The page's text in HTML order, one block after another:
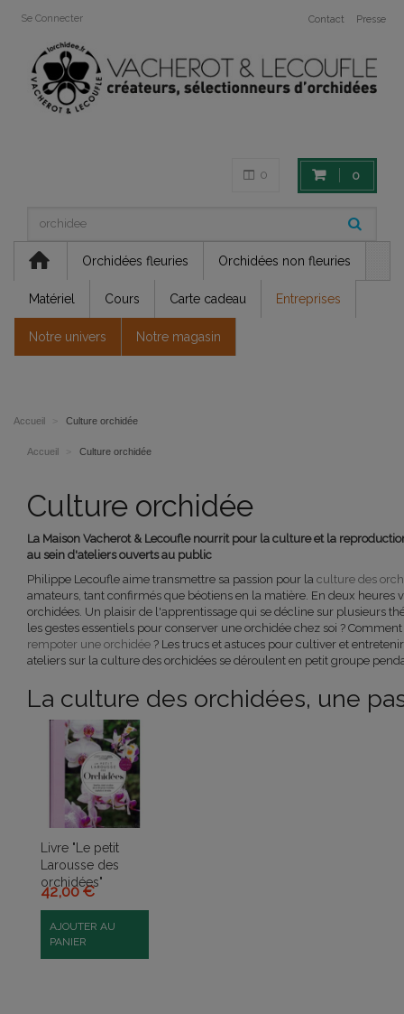
Contact Presse
Se Connecter
0
0
Orchidées fleuries Orchidées non fleuries
Matériel Cours Carte cadeau Entreprises
Notre univers Notre magasin
Accueil Culture orchidée
Accueil Culture orchidée
Culture orchidée
La Maison Vacherot & Lecoufle nourrit pour la culture et la
au sein d'ateliers ouverts au public
Philippe Lecoufle aime transmettre sa passion pour la culture des
amateurs, tant confirmés que béotiens en la matière. En deux heures
orchidées. Un plaisir de l'apprentissage qui se décline sur plusieurs
les gestes essentiels pour conserver une orchidée chez soi ?
rempoter une orchidée ? Les trucs et astuces pour cultiver et
ateliers sur la culture des orchidées se déroulent en petit groupe
La culture des orchidées, une
Livre "Le petit
Larousse des
orchidées"
42,00 €
AJOUTER AU
PANIER